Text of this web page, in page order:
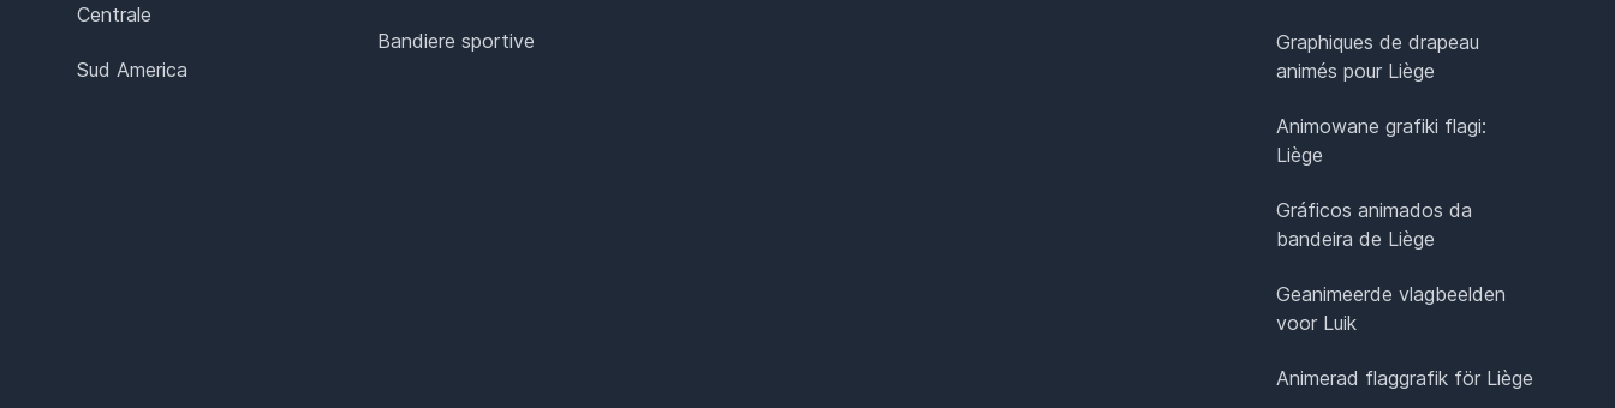
Centrale
Sud America
Bandiere sportive
Graphiques de drapeau
animés pour Liège
Animowane grafiki flagi:
Liège
Gráficos animados da
bandeira de Liège
Geanimeerde vlagbeelden
voor Luik
Animerad flaggrafik för Liège